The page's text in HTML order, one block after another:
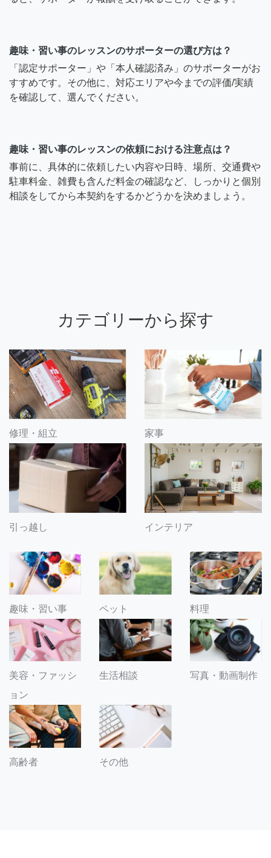
趣味・習い事のレッスンのサポーターの選び方は？
「認定サポーター」や「本人確認済み」のサポーターがお
すすめです。その他に、対応エリアや今までの評価/実績
を確認して、選んでください。
趣味・習い事のレッスンの依頼における注意点は？
事前に、具体的に依頼したい内容や日時、場所、交通費や
駐車料金、雑費も含んだ料金の確認など、しっかりと個別
相談をしてから本契約をするかどうかを決めましょう。
カテゴリーから探す
修理・組立 家事
引っ越し インテリア
趣味・習い事 ペット 料理
美容・ファッシ
ョン
生活相談 写真・動画制作
高齢者 その他